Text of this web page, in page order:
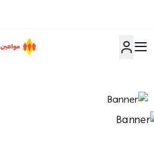
مواعين